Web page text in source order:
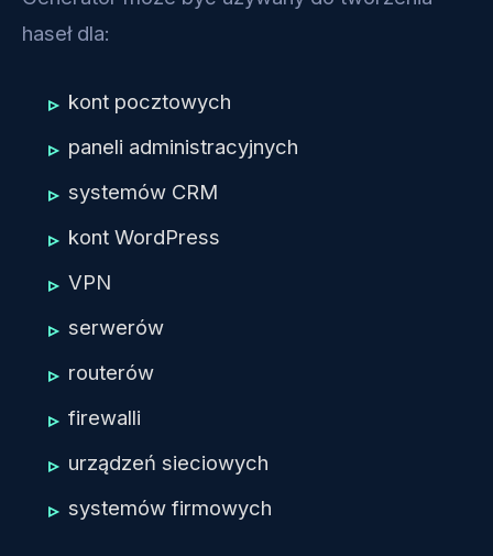
haseł dla:
kont pocztowych
paneli administracyjnych
systemów CRM
kont WordPress
VPN
serwerów
routerów
firewalli
urządzeń sieciowych
systemów firmowych